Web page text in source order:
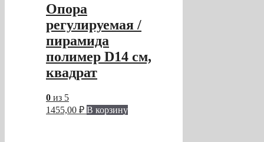
Опора
регулируемая /
пирамида
полимер D14 см,
квадрат
0 из 5
1455,00 ₽ В корзину